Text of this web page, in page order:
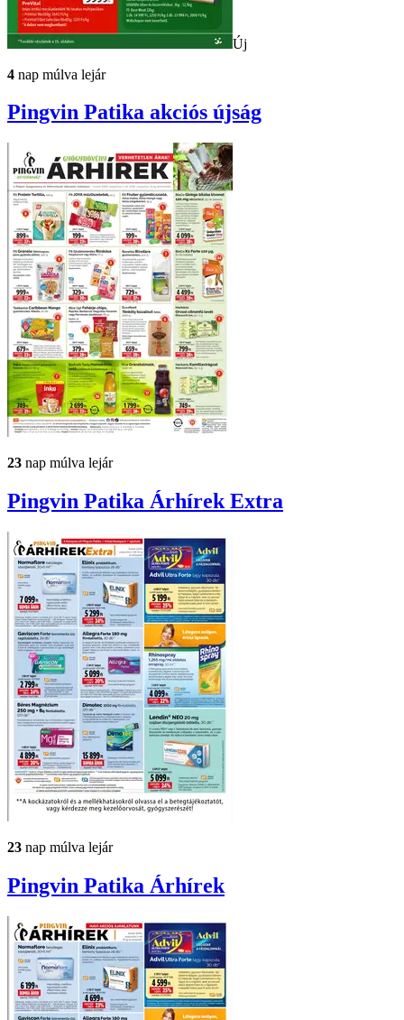
Új
4 nap múlva lejár
Pingvin Patika akciós újság
23 nap múlva lejár
Pingvin Patika Árhírek Extra
23 nap múlva lejár
Pingvin Patika Árhírek